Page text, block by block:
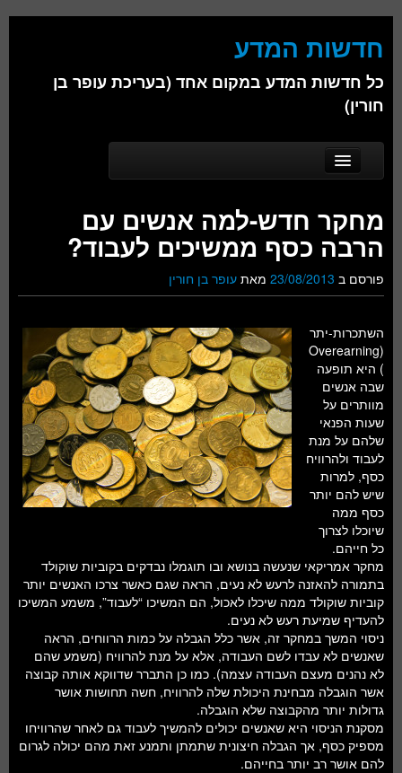
חדשות המדע
כל חדשות המדע במקום אחד (בעריכת עופר בן
חורין)
Main menu
Skip to primary content
Skip to secondary content
אודות
ביולוגיה
כימיה
פיזיקה
חברה
חלל ומדעי כדור הארץ
עתידנות
סקירות ספרים
טעימות מדע
מחקר חדש-למה אנשים עם
הרבה כסף ממשיכים לעבוד?
פורסם ב 23/08/2013 מאת עופר בן חורין
השתכרות-יתר
(Overearning
) היא תופעה
שבה אנשים
מוותרים על
שעות הפנאי
שלהם על מנת
לעבוד ולהרוויח
כסף, למרות
שיש להם יותר
כסף ממה
שיוכלו לצרוך
כל חייהם.
מחקר אמריקאי שנעשה בנושא ובו תוגמלו נבדקים בקוביות שוקולד
בתמורה להאזנה לרעש לא נעים, הראה שגם כאשר צרכו האנשים יותר
קוביות שוקולד ממה שיכלו לאכול, הם המשיכו “לעבוד”, משמע המשיכו
להעדיף שמיעת רעש לא נעים.
ניסוי המשך במחקר זה, אשר כלל הגבלה על כמות הרווחים, הראה
שאנשים לא עבדו לשם העבודה, אלא על מנת להרוויח (משמע שהם
לא נהנים מעצם העבודה עצמה). כמו כן התברר שדווקא אותה קבוצה
אשר הוגבלה מבחינת היכולת שלה להרוויח, חשה תחושות אושר
גדולות יותר מהקבוצה שלא הוגבלה.
מסקנת הניסוי היא שאנשים יכולים להמשיך לעבוד גם לאחר שהרוויחו
מספיק כסף, אך הגבלה חיצונית שתמתן ותמנע זאת מהם יכולה לגרום
להם אושר רב יותר בחייהם.